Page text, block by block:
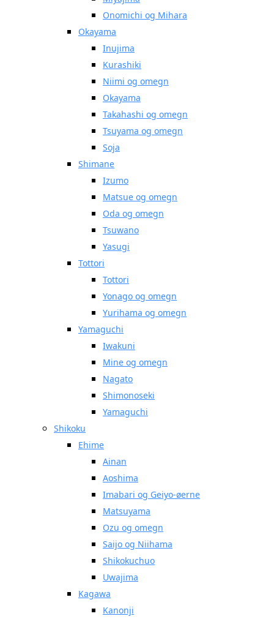
Onomichi og Mihara
Okayama
Inujima
Kurashiki
Niimi og omegn
Okayama
Takahashi og omegn
Tsuyama og omegn
Soja
Shimane
Izumo
Matsue og omegn
Oda og omegn
Tsuwano
Yasugi
Tottori
Tottori
Yonago og omegn
Yurihama og omegn
Yamaguchi
Iwakuni
Mine og omegn
Nagato
Shimonoseki
Yamaguchi
Shikoku
Ehime
Ainan
Aoshima
Imabari og Geiyo-øerne
Matsuyama
Ozu og omegn
Saijo og Niihama
Shikokuchuo
Uwajima
Kagawa
Kanonji